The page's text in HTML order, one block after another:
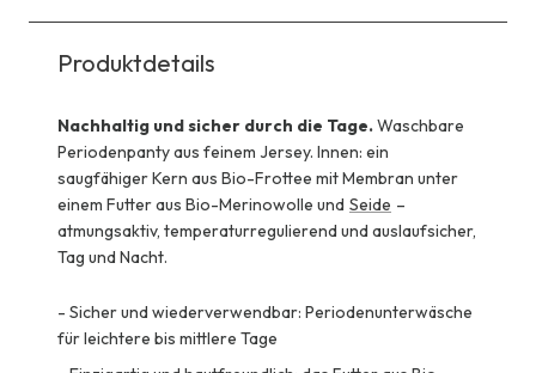
Produktdetails
Nachhaltig und sicher durch die Tage.Waschbare
Periodenpanty aus feinem Jersey. Innen: ein
saugfähiger Kern aus Bio-Frottee mit Membran unter
einem Futter aus Bio-Merinowolle und Seide –
atmungsaktiv, temperaturregulierend und auslaufsicher,
Tag und Nacht.
- Sicher und wiederverwendbar: Periodenunterwäsche
für leichtere bis mittlere Tage